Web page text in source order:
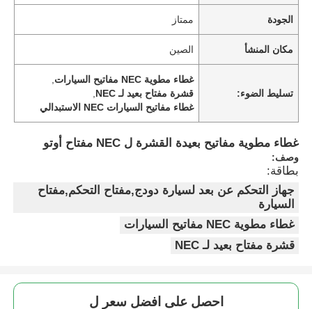
الجودة ممتاز
مكان المنشأ الصين
تسليط الضوء:
غطاء مطوية NEC مفاتيح السيارات
قشرة مفتاح بعيد لـ NEC
غطاء مفاتيح السيارات NEC الاستبدالي
غطاء مطوية مفاتيح بعيدة القشرة ل NEC مفتاح أوتو
وصف:
بطاقة:
جهاز التحكم عن بعد لسيارة دودج,مفتاح التحكم,مفتاح
السيارة
غطاء مطوية NEC مفاتيح السيارات
قشرة مفتاح بعيد لـ NEC
احصل على افضل سعر ل